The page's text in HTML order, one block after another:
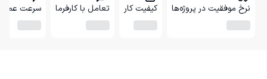
نرخ موفقیت در پروژه‌ها کیفیت کار تعامل با کارفرما سرعت عمل